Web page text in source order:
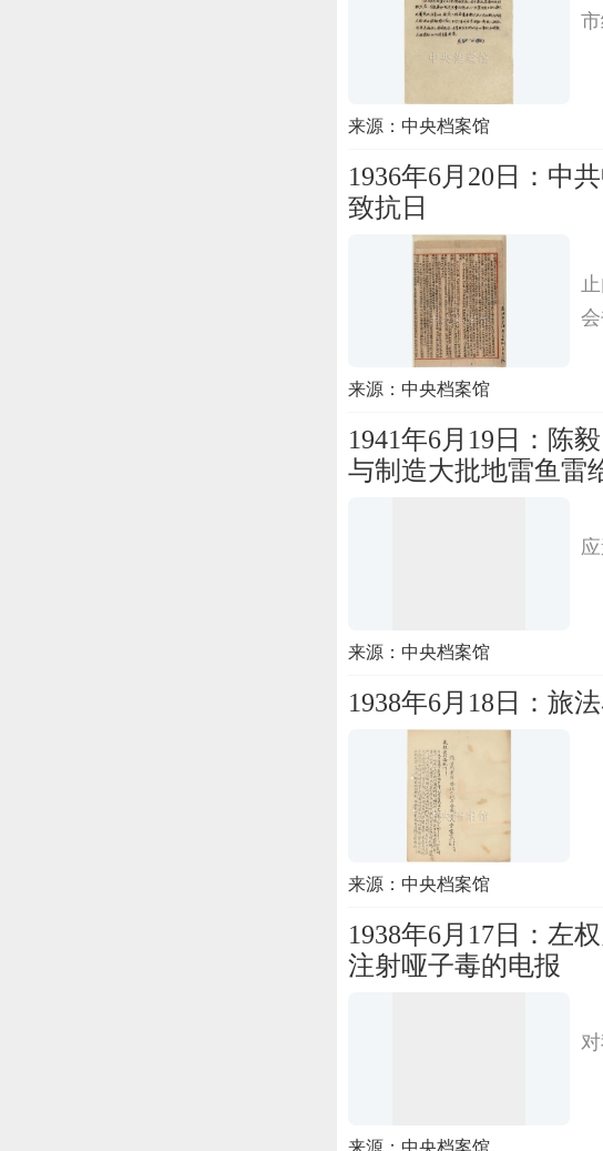
来源：中央档案馆
1936年6月20日：中
致抗日
来源：中央档案馆
1941年6月19日：陈
与制造大批地雷鱼雷
来源：中央档案馆
1938年6月18日：旅
来源：中央档案馆
1938年6月17日：左
注射哑子毒的电报
来源：中央档案馆